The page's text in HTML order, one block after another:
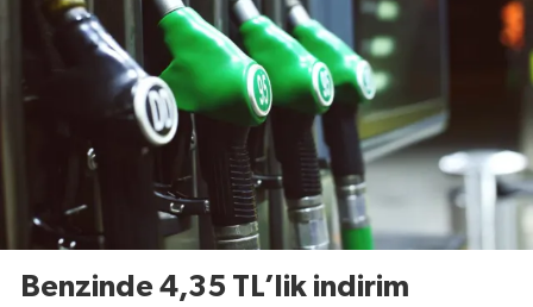
Benzinde 4,35 TL’lik indirim